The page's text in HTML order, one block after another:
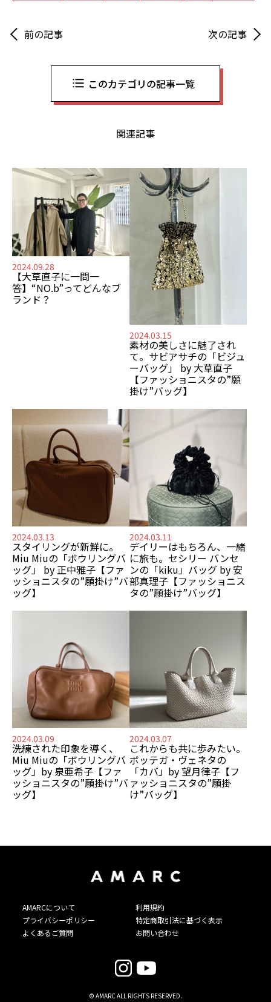
前の記事 次の記事
このカテゴリの記事一覧
関連記事
2024.09.28
【大草直子に一問一
答】“NO.b”ってどんなブ
ランド？
2024.03.15
素材の美しさに魅了され
て。サビアサチの「ビジュ
ーバッグ」 by 大草直子
【ファッショニスタの”願
掛け”バッグ】
2024.03.13
スタイリングが新鮮に。
Miu Miuの「ボウリングバ
ッグ」 by 正中雅子【ファ
ッショニスタの”願掛け”バ
ッグ】
2024.03.11
デイリーはもちろん、一緒
に旅も。セシリー バンセ
ンの「kiku」バッグ by 安
部真理子【ファッショニス
タの”願掛け”バッグ】
2024.03.09
洗練された印象を導く、
Miu Miuの「ボウリングバ
ッグ」by 泉亜希子【ファ
ッショニスタの”願掛け”バ
ッグ】
2024.03.07
これからも共に歩みたい。
ボッテガ・ヴェネタの
「カバ」by 望月律子【フ
ァッショニスタの”願掛
け”バッグ】
AMARCについて
利用規約
プライバシーポリシー
特定商取引法に基づく表示
よくあるご質問
お問い合わせ
© AMARC ALL RIGHTS RESERVED.